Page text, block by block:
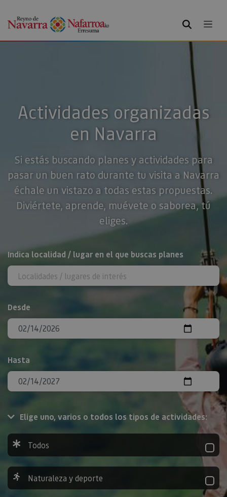
BUSCAR
Actividades organizadas
en Navarra
Si estás buscando planes y actividades para
pasar un buen rato durante tu visita a Navarra
échale un vistazo a todas estas propuestas.
Diviértete, aprende, muévete o saborea, tú
eliges.
BUSCAR
Indica localidad / lugar en el que buscas planes
Desde
Hasta
Elige uno, varios o todos los tipos de actividades:
Todos
Naturaleza y deporte